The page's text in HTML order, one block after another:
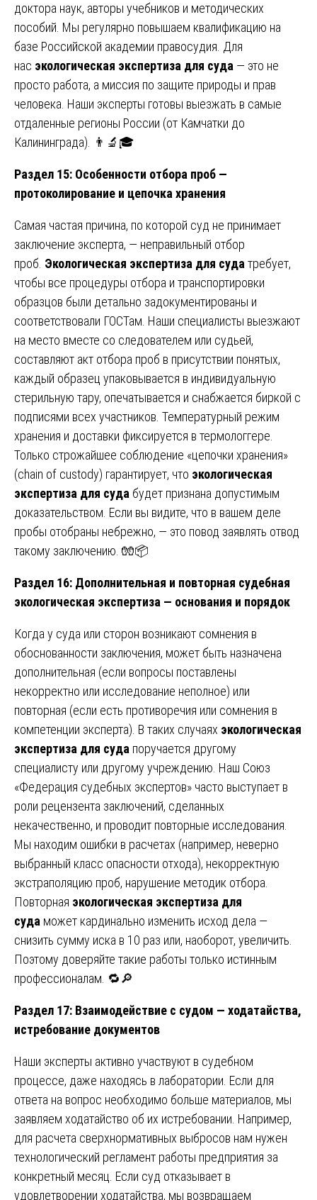
доктора наук, авторы учебников и методических
пособий. Мы регулярно повышаем квалификацию на
базе Российской академии правосудия. Для
нас экологическая экспертиза для суда — это не
просто работа, а миссия по защите природы и прав
человека. Наши эксперты готовы выезжать в самые
отдаленные регионы России (от Камчатки до
Калининграда). 👨🔬🎓
Раздел 15: Особенности отбора проб —
протоколирование и цепочка хранения
Самая частая причина, по которой суд не принимает
заключение эксперта, — неправильный отбор
проб. Экологическая экспертиза для судатребует,
чтобы все процедуры отбора и транспортировки
образцов были детально задокументированы и
соответствовали ГОСТам. Наши специалисты выезжают
на место вместе со следователем или судьей,
составляют акт отбора проб в присутствии понятых,
каждый образец упаковывается в индивидуальную
стерильную тару, опечатывается и снабжается биркой с
подписями всех участников. Температурный режим
хранения и доставки фиксируется в термологгере.
Только строжайшее соблюдение «цепочки хранения»
(chain of custody) гарантирует, что экологическая
экспертиза для суда будет признана допустимым
доказательством. Если вы видите, что в вашем деле
пробы отобраны небрежно, — это повод заявлять отвод
такому заключению. 🧤📦
Раздел 16: Дополнительная и повторная судебная
экологическая экспертиза — основания и порядок
Когда у суда или сторон возникают сомнения в
обоснованности заключения, может быть назначена
дополнительная (если вопросы поставлены
некорректно или исследование неполное) или
повторная (если есть противоречия или сомнения в
компетенции эксперта). В таких случаях экологическая
экспертиза для суда поручается другому
специалисту или другому учреждению. Наш Союз
«Федерация судебных экспертов» часто выступает в
роли рецензента заключений, сделанных
некачественно, и проводит повторные исследования.
Мы находим ошибки в расчетах (например, неверно
выбранный класс опасности отхода), некорректную
экстраполяцию проб, нарушение методик отбора.
Повторная экологическая экспертиза для
суда может кардинально изменить исход дела —
снизить сумму иска в 10 раз или, наоборот, увеличить.
Поэтому доверяйте такие работы только истинным
профессионалам. 🔁🔎
Раздел 17: Взаимодействие с судом — ходатайства,
истребование документов
Наши эксперты активно участвуют в судебном
процессе, даже находясь в лаборатории. Если для
ответа на вопрос необходимо больше материалов, мы
заявляем ходатайство об их истребовании. Например,
для расчета сверхнормативных выбросов нам нужен
технологический регламент работы предприятия за
конкретный месяц. Если суд отказывает в
удовлетворении ходатайства, мы возвращаем